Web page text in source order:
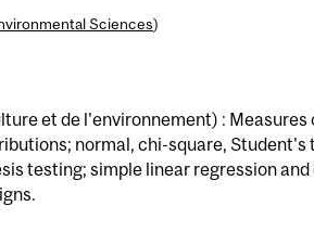
Sciences)
et de l'environnement) : Measures
normal, chi-square, Student's
testing; simple linear regression